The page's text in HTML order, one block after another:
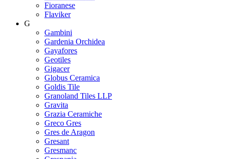
Fioranese
Flaviker
G
Gambini
Gardenia Orchidea
Gayafores
Geotiles
Gigacer
Globus Ceramica
Goldis Tile
Granoland Tiles LLP
Gravita
Grazia Ceramiche
Greco Gres
Gres de Aragon
Gresant
Gresmanc